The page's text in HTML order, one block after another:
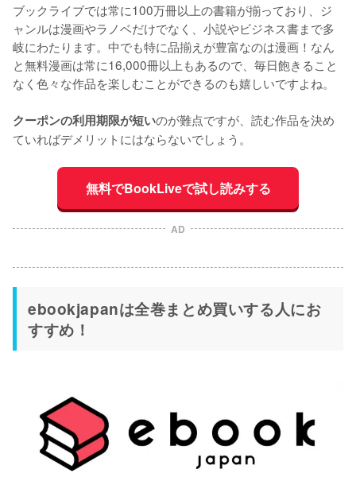
ブックライブでは常に100万冊以上の書籍が揃っており、ジ
ャンルは漫画やラノベだけでなく、小説やビジネス書まで多
岐にわたります。中でも特に品揃えが豊富なのは漫画！なん
と無料漫画は常に16,000冊以上もあるので、毎日飽きること
なく色々な作品を楽しむことができるのも嬉しいですよね。
クーポンの利用期限が短いのが難点ですが、読む作品を決め
ていればデメリットにはならないでしょう。
無料でBookLiveで試し読みする
AD
ebookjapanは全巻まとめ買いする人にお
すすめ！